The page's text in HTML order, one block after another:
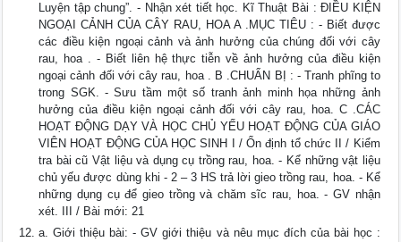
Luyện tập chung”. - Nhận xét tiết học. Kĩ Thuật Bài : ĐIỀU KIỆN
NGOẠI CẢNH CỦA CÂY RAU, HOA A .MỤC TIÊU : - Biết được
các điều kiện ngoại cảnh và ảnh hưởng của chúng đối với cây
rau, hoa . - Biết liên hệ thực tiễn về ảnh hưởng của điều kiện
ngoại cảnh đối với cây rau, hoa . B .CHUẨN BỊ : - Tranh phĩng to
trong SGK. - Sưu tầm một số tranh ảnh minh họa những ảnh
hưởng của điều kiện ngoại cảnh đối với cây rau, hoa. C .CÁC
HOẠT ĐỘNG DẠY VÀ HỌC CHỦ YẾU HOẠT ĐỘNG CỦA GIÁO
VIÊN HOẠT ĐỘNG CỦA HỌC SINH I / Ổn định tổ chức II / Kiểm
tra bài cũ Vật liệu và dụng cụ trồng rau, hoa. - Kể những vật liệu
chủ yếu được dùng khi - 2 – 3 HS trả lời gieo trồng rau, hoa. - Kể
những dụng cụ để gieo trồng và chăm sĩc rau, hoa. - GV nhận
xét. III / Bài mới: 21
a. Giới thiệu bài: - GV giới thiệu và nêu mục đích của bài học :